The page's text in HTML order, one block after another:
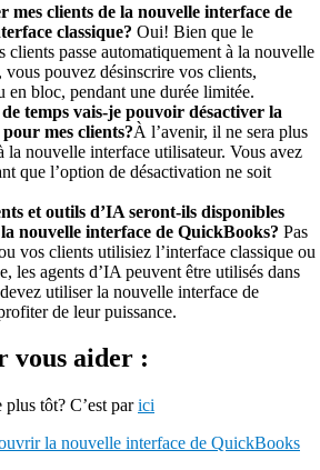
mes clients de la nouvelle interface de
classique? Oui! Bien que le
passe automatiquement à la nouvelle
vous pouvez désinscrire vos clients,
en bloc, pendant une durée limitée.
temps vais-je pouvoir désactiver la
mes clients?À l’avenir, il ne sera plus
la nouvelle interface utilisateur. Vous avez
que l’option de désactivation ne soit
et outils d’IA seront-ils disponibles
nouvelle interface de QuickBooks? Pas
vos clients utilisiez l’interface classique ou
les agents d’IA peuvent être utilisés dans
utiliser la nouvelle interface de
de leur puissance.
vous aider :
tôt? C’est parici
la nouvelle interface de QuickBooks